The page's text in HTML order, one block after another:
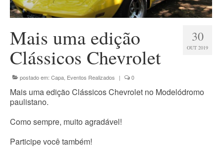
EVENTOS REALIZADOS
NOTÍCIAS
FALE CONOSCO
30
OUT 2019
Mais uma edição
Clássicos Chevrolet
postado em: Capa, Eventos Realizados | 0
Mais uma edição Clássicos Chevrolet no Modelódromo
paulistano.
Como sempre, muito agradável!
Participe você também!